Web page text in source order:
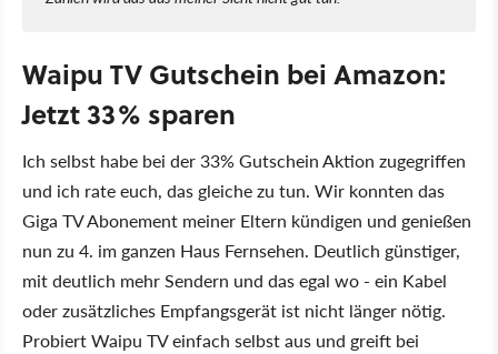
Waipu TV Gutschein bei Amazon:
Jetzt 33% sparen
Ich selbst habe bei der 33% Gutschein Aktion zugegriffen
und ich rate euch, das gleiche zu tun. Wir konnten das
Giga TV Abonement meiner Eltern kündigen und genießen
nun zu 4. im ganzen Haus Fernsehen. Deutlich günstiger,
mit deutlich mehr Sendern und das egal wo - ein Kabel
oder zusätzliches Empfangsgerät ist nicht länger nötig.
Probiert Waipu TV einfach selbst aus und greift bei